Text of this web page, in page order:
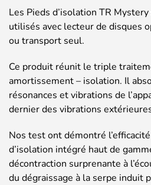
Les Pieds d’isolation TR
utilisés avec lecteur de disques
ou transport seul.
Ce produit réunit le triple
amortissement – isolation. Il
résonances et vibrations de
dernier des vibrations
Nos test ont démontré
d’isolation intégré haut de
décontraction surprenante à
du dégraissage à la serpe induit